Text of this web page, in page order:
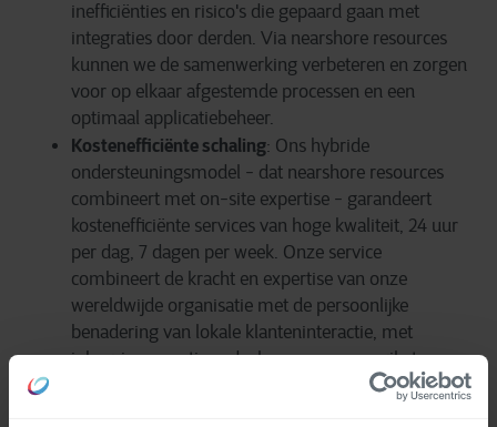
inefficiënties en risico's die gepaard gaan met
integraties door derden. Via nearshore resources
kunnen we de samenwerking verbeteren en zorgen
voor op elkaar afgestemde processen en een
optimaal applicatiebeheer.
Kostenefficiënte schaling: Ons hybride
ondersteuningsmodel - dat nearshore resources
combineert met on-site expertise - garandeert
kostenefficiënte services van hoge kwaliteit, 24 uur
per dag, 7 dagen per week. Onze service
combineert de kracht en expertise van onze
wereldwijde organisatie met de persoonlijke
benadering van lokale klanteninteractie, met
inbegripvanactieve deelname aan uwagileteams
bevorderen. Die